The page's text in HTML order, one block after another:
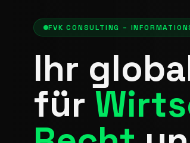
FVK CONSULTING –
Ihr
für